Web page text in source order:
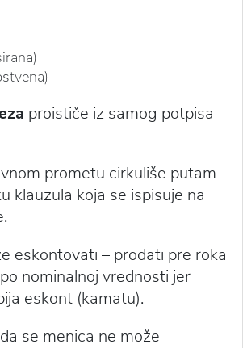
proističe iz samog potpisa
prometu cirkuliše putam
klauzula koja se ispisuje na
eskontovati – prodati pre roka
nominalnoj vrednosti jer
eskont (kamatu).
se menica ne može